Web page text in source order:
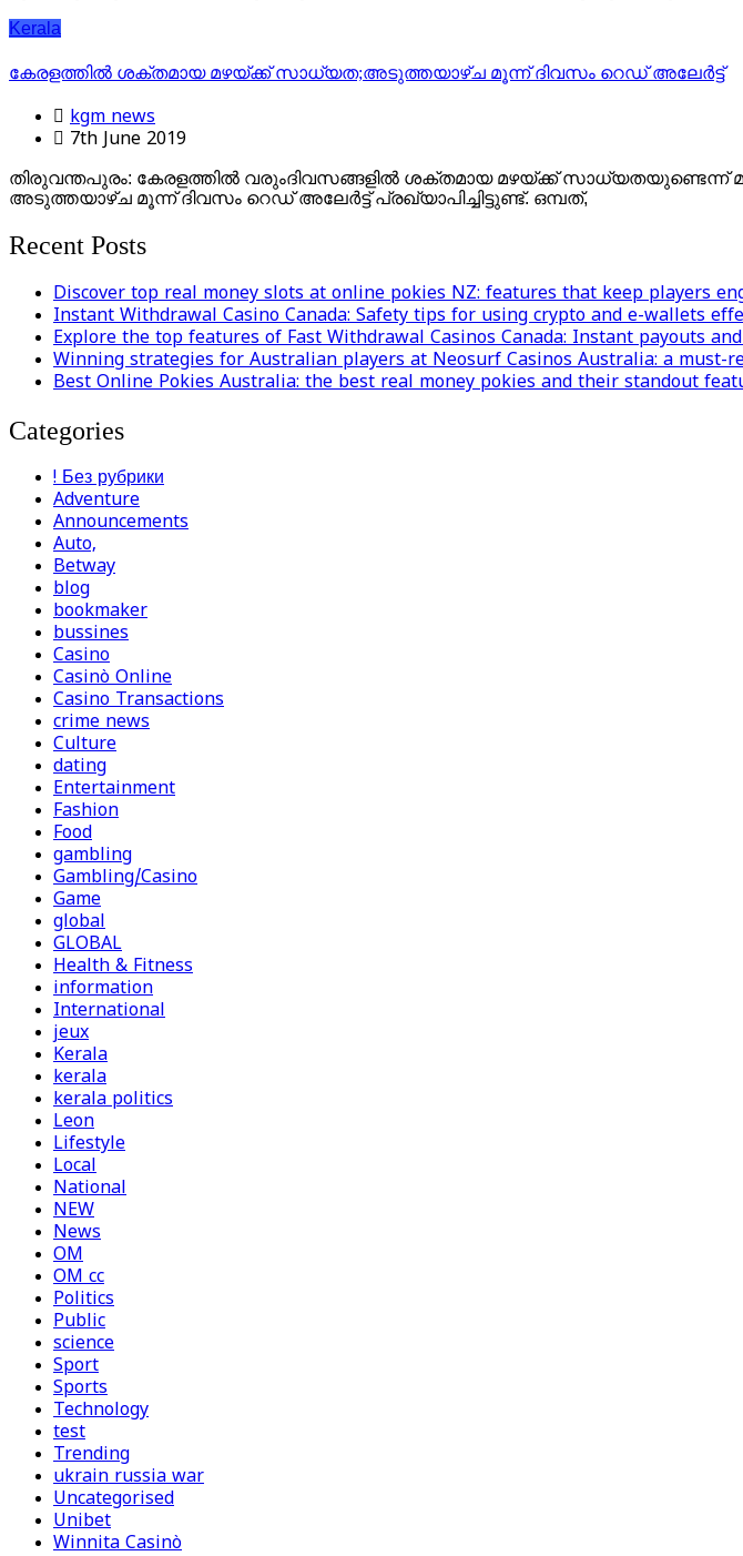
Kerala
കേരളത്തില്‍ ശക്തമായ മഴയ്ക്ക് സാധ്യത;അടുത്തയാഴ്ച മൂന്ന് ദിവസം റെഡ് അലേര്‍ട്ട്
kgm news
7th June 2019
തിരുവന്തപുരം: കേരളത്തില്‍ വരുംദിവസങ്ങളില്‍ ശക്തമായ മഴയ്ക്ക് സാധ്യതയുണ്ടെന്ന്
അടുത്തയാഴ്ച മൂന്ന് ദിവസം റെഡ് അലേര്‍ട്ട് പ്രഖ്യാപിച്ചിട്ടുണ്ട്. ഒമ്പത്,
Recent Posts
Discover top real money slots at online pokies NZ: features that keep players
Instant Withdrawal Casino Canada: Safety tips for using crypto and e-wallets
Explore the top features of Fast Withdrawal Casinos Canada: Instant payouts
Winning strategies for Australian players at Neosurf Casinos Australia: a must-
Best Online Pokies Australia: the best real money pokies and their standout
Categories
! Без рубрики
Adventure
Announcements
Auto,
Betway
blog
bookmaker
bussines
Casino
Casinò Online
Casino Transactions
crime news
Culture
dating
Entertainment
Fashion
Food
gambling
Gambling/Casino
Game
global
GLOBAL
Health & Fitness
information
International
jeux
Kerala
kerala
kerala politics
Leon
Lifestyle
Local
National
NEW
News
OM
OM cc
Politics
Public
science
Sport
Sports
Technology
test
Trending
ukrain russia war
Uncategorised
Unibet
Winnita Casinò